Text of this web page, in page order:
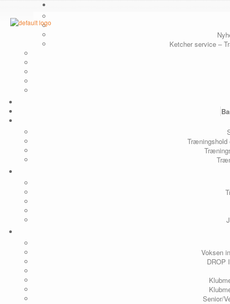
Ketcher service –
Træningshold
Voksen
DROP
Senior/